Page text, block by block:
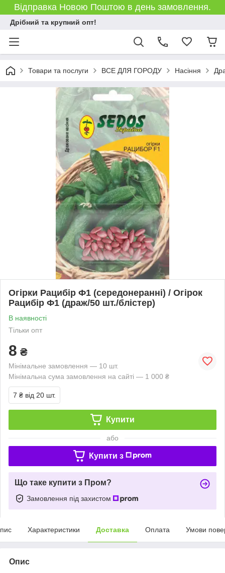
Відправка Новою Поштою в день замовлення.
Дрібний та крупний опт!
Товари та послуги ВСЕ ДЛЯ ГОРОДУ Насіння
Огірки Рацибір Ф1 (середонеранні) / Огірок
Рацибір Ф1 (драж/50 шт./блістер)
В наявності
Тільки опт
8 ₴
Мінімальне замовлення — 10 шт.
Мінімальна сума замовлення на сайті — 1 000 ₴
7 ₴ від 20 шт.
Купити
або
Купити з
Що таке купити з Пром?
Замовлення під захистом
Характеристики Доставка Оплата Умови
Опис